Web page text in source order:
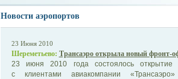
Новости аэропортов
23 Июня 2010
Шереметьево: Трансаэро открыла новый фронт-
23 июня 2010 года состоялось
с клиентами авиакомпании